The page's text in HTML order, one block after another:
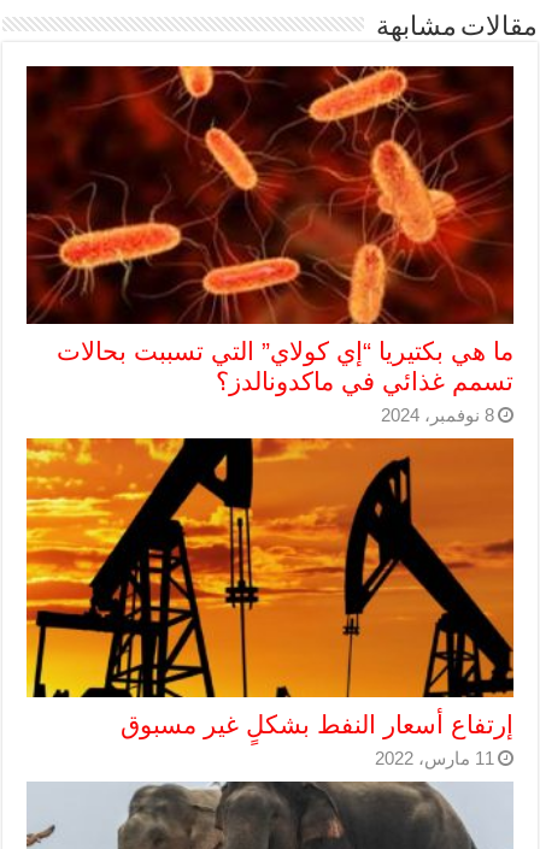
مقالات مشابهة
ما هي بكتيريا “إي كولاي” التي تسببت بحالات
تسمم غذائي في ماكدونالدز؟
8 نوفمبر، 2024
إرتفاع أسعار النفط بشكلٍ غير مسبوق
11 مارس، 2022